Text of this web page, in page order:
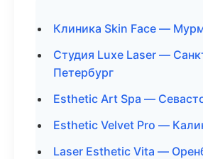
Клиника Skin Face —
Студия Luxe Laser —
Петербург
Esthetic Art Spa —
Esthetic Velvet Pro —
Laser Esthetic Vita —